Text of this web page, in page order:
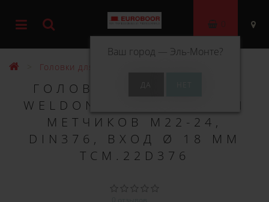
Ваш город — Эль-Монте?
0
Головки для метчиков
ГОЛОВКА С ЗАХВАТОМ
WELDON EUROBOOR ДЛЯ
МЕТЧИКОВ M22-24,
DIN376, ВХОД Ø 18 ММ
TCM.22D376